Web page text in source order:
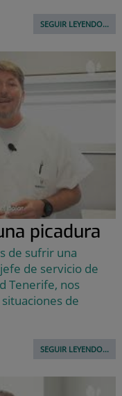
SEGUIR LEYENDO...
picadura
de sufrir una
de servicio de
Tenerife, nos
de
SEGUIR LEYENDO...